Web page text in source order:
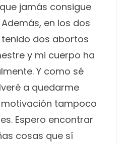
jamás consigue
en los dos
dos abortos
y mi cuerpo ha
Y como sé
a quedarme
tampoco
Espero encontrar
cosas que sí